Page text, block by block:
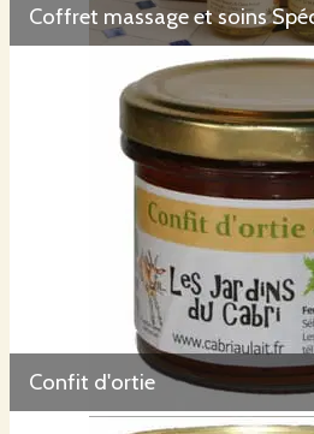
Coffret massage et soins
Confit d'ortie